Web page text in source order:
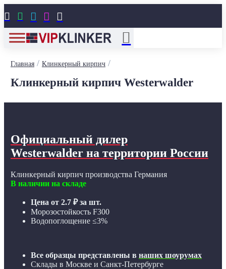
    
Главная/ Клинкерный кирпич/
Клинкерный кирпич Westerwalder
Официальный дилер
Westerwalderна территории России
Клинкерный кирпич производства Германия
В наличии на складе
Цена от 2.7 ₽за шт.
Морозостойкость F300
Водопоглощение ≤3%
Все образцы представлены в наших шоурумах
Склады в Москве и Санкт-Петербурге